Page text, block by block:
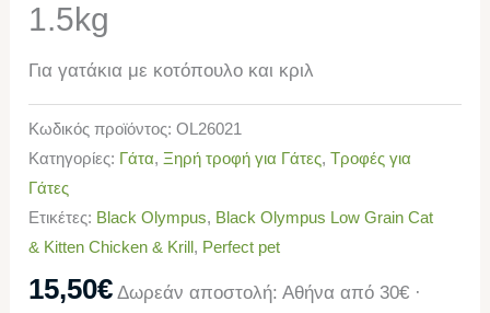
1.5kg
Για γατάκια με κοτόπουλο και κριλ
Κωδικός προϊόντος:OL26021
Κατηγορίες: Γάτα, Ξηρή τροφή για Γάτες,Τροφές για
Γάτες
Ετικέτες: Black Olympus, Black Olympus Low Grain Cat
& Kitten Chicken & Krill, Perfect pet
15,50€ Δωρεάν αποστολή: Αθήνα από 30€ ·